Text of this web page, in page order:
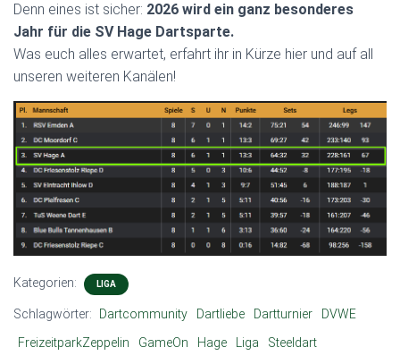
Denn eines ist sicher: 2026 wird ein ganz besonderes
Jahr für die SV Hage Dartsparte.
Was euch alles erwartet, erfahrt ihr in Kürze hier und auf all
unseren weiteren Kanälen!
Kategorien: LIGA
Schlagwörter: Dartcommunity Dartliebe Dartturnier
DVWE
FreizeitparkZeppelin
GameOn Hage Liga Steeldart